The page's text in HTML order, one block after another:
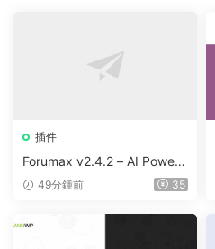
插件
Forumax v2.4.2 – AI Powere
d Advanced Community For
49分鍾前 35